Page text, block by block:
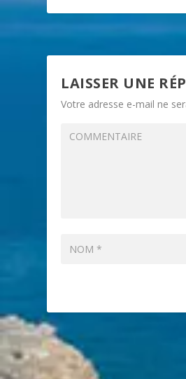
LAISSER UNE
Votre adresse e-mail ne